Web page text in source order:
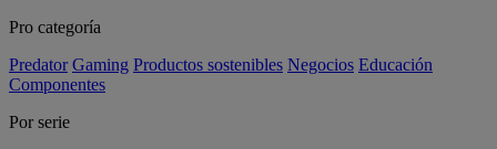
Pro categoría
Predator Gaming Productos sostenibles Negocios Educación
Componentes
Por serie